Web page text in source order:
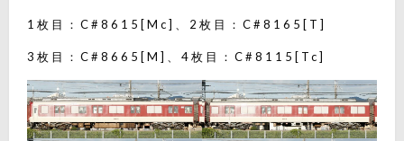
1枚目：C#8615[Mc]、2枚目：C#8165[T]
3枚目：C#8665[M]、4枚目：C#8115[Tc]